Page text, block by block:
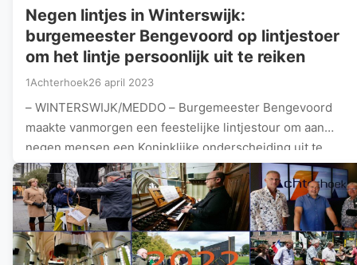
Negen lintjes in Winterswijk:
burgemeester Bengevoord op lintjestoer
om het lintje persoonlijk uit te reiken
1Achterhoek26 april 2023
– WINTERSWIJK/MEDDO – Burgemeester Bengevoord
maakte vanmorgen een feestelijke lintjestour om aan
negen mensen een Koninklijke onderscheiding uit te
reiken.…